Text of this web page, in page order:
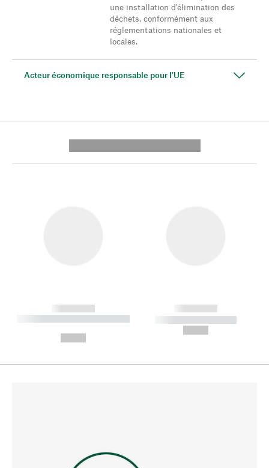
une installation d'élimination des
déchets, conformément aux
réglementations nationales et
locales.
Acteur économique responsable pour l'UE
------------
----------- ----------- --------
------------
----------- -----------